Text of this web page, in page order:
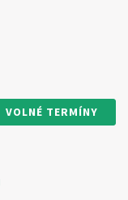
DE
VOLNÉ TERMÍNY